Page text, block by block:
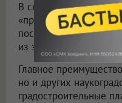
В случае с
«принадлежность»
поскольку жители
из этого привилегии.
Главное
но и других
градостроительные